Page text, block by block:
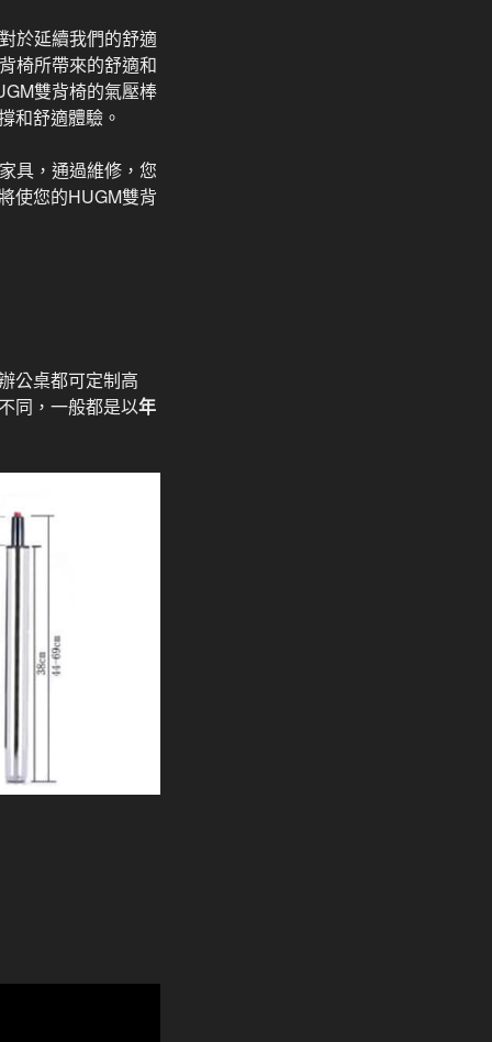
於延續我們的舒適
椅所帶來的舒適和
雙背椅的氣壓棒
和舒適體驗。
具，通過維修，您
使您的HUGM雙背
公桌都可定制高
同，一般都是以年